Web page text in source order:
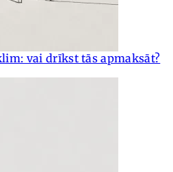
vai drīkst tās apmaksāt?